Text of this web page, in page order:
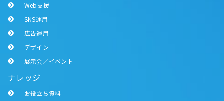
Web支援
SNS運用
広告運用
デザイン
展示会／イベント
ナレッジ
お役立ち資料